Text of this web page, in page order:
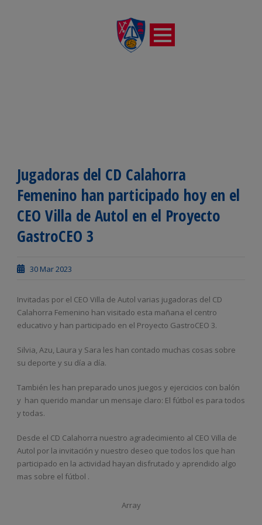
Jugadoras del CD Calahorra
Femenino han participado hoy en el
CEO Villa de Autol en el Proyecto
GastroCEO 3
30 Mar 2023
Invitadas por el CEO Villa de Autol varias jugadoras del CD
Calahorra Femenino han visitado esta mañana el centro
educativo y han participado en el Proyecto GastroCEO 3.
Silvia, Azu, Laura y Sara les han contado muchas cosas sobre
su deporte y su día a día.
También les han preparado unos juegos y ejercicios con balón
y han querido mandar un mensaje claro: El fútbol es para todos
y todas.
Desde el CD Calahorra nuestro agradecimiento al CEO Villa de
Autol por la invitación y nuestro deseo que todos los que han
participado en la actividad hayan disfrutado y aprendido algo
mas sobre el fútbol .
Array